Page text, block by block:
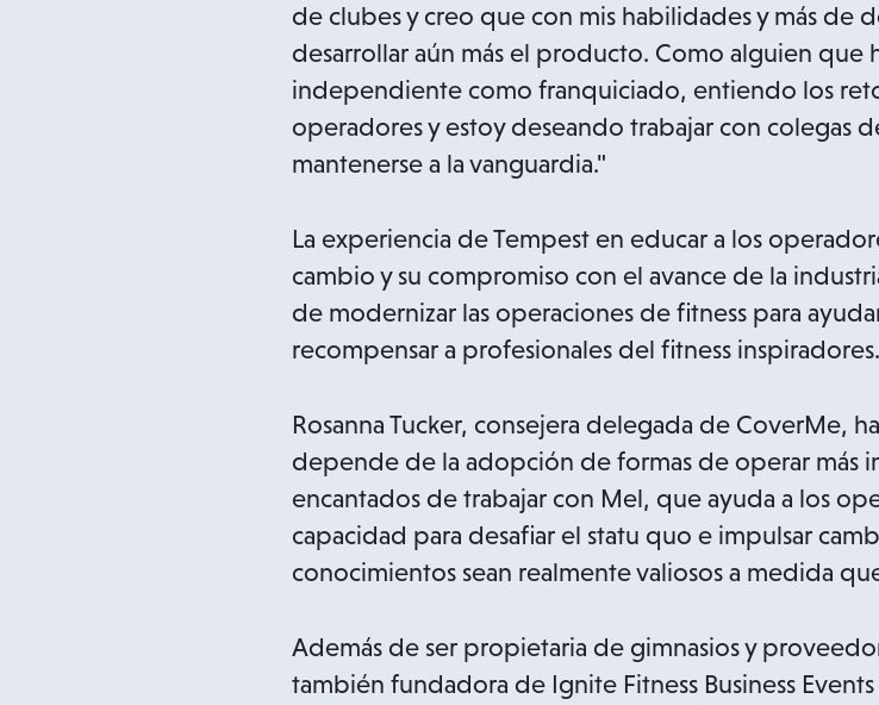
de clubes y creo que con mis habilidades y más de
desarrollar aún más el producto. Como alguien
independiente como franquiciado, entiendo los
operadores y estoy deseando trabajar con colegas
mantenerse a la vanguardia."
La experiencia de Tempest en educar a los
cambio y su compromiso con el avance de la
de modernizar las operaciones de fitness para
recompensar a profesionales del fitness inspiradores.
Rosanna Tucker, consejera delegada de CoverMe,
depende de la adopción de formas de operar más
encantados de trabajar con Mel, que ayuda a los
capacidad para desafiar el statu quo e impulsar
conocimientos sean realmente valiosos a medida
Además de ser propietaria de gimnasios y
también fundadora de Ignite Fitness Business